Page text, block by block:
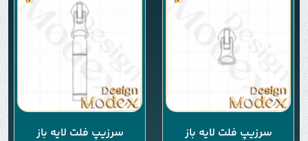
سرزیپ فلت لایه باز
سرزیپ فلت لایه باز